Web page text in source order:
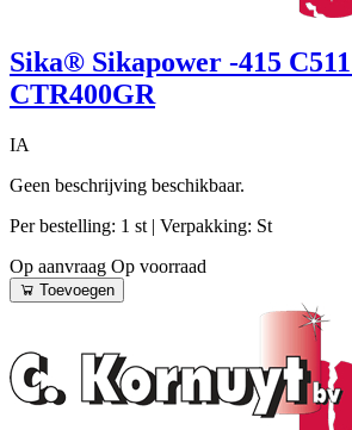
Sika® Sikapower -415
CTR400GR
IA
Geen beschrijving beschikbaar.
Per bestelling: 1 st | Verpakking: St
Op aanvraag Op voorraad
Toevoegen